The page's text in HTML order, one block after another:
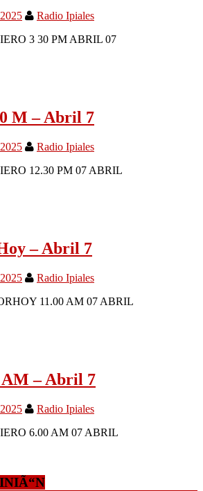
Radio Ipiales
3 30 PM ABRIL 07
M – Abril 7
Radio Ipiales
12.30 PM 07 ABRIL
– Abril 7
Radio Ipiales
11.00 AM 07 ABRIL
AM – Abril 7
Radio Ipiales
6.00 AM 07 ABRIL